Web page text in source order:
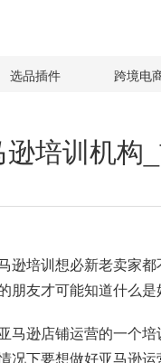
选品插件 跨境电
培训机构
逊培训想必新老卖家
友才可能知道什么是
马逊店铺运营的一个
下要想做好亚马逊运